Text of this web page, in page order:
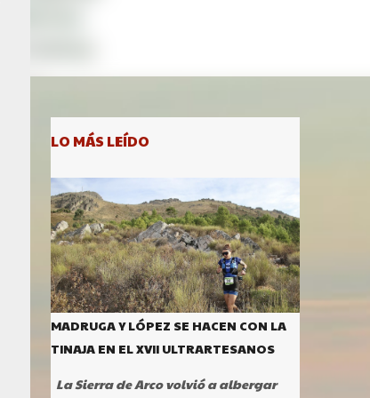
LO MÁS LEÍDO
MADRUGA Y LÓPEZ SE HACEN CON LA
TINAJA EN EL XVII ULTRARTESANOS
La Sierra de Arco volvió a albergar